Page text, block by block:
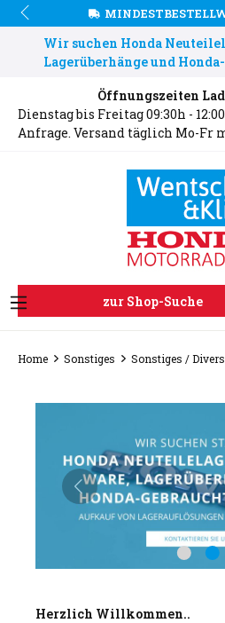
Wir suchen Honda
Lagerüberhänge und
Öffnungszeiten
Dienstag bis Freitag 09:30h -
Anfrage. Versand täglich Mo-Fr
zur Shop-Suche
Home Sonstiges Sonstiges /
Herzlich Willkommen..